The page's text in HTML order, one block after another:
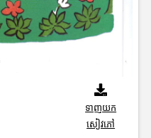
ទាញយក
សៀវភៅ